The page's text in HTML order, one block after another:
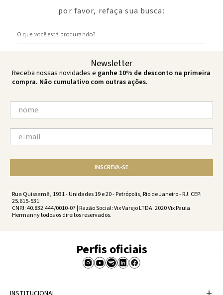
por favor, refaça sua busca:
Newsletter
Receba nossas novidades e ganhe 10% de desconto na primeira
compra. Não cumulativo com outras ações.
INSCREVA-SE
Rua Quissamã, 1931 - Unidades 19 e 20 - Petrópolis, Rio de Janeiro - RJ. CEP:
25.615-531
CNPJ: 40.832.444/0010-07 | Razão Social: Vix Varejo LTDA. 2020 Vix Paula
Hermanny todos os direitos reservados.
Perfis oficiais